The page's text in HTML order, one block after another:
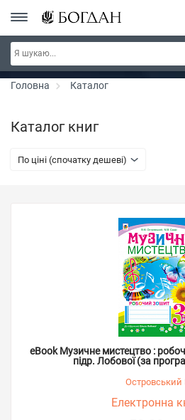
РОЗПРОДАЖ ~ 150 грн ~ 200 грн ~ 250 грн
300 грн ~ РОЗПРОДАЖ
Головна Каталог
Каталог книг
По ціні (спочатку дешеві)
eBook Музичне мистецтво :
підр. Лобової (за
Островський
Електронна